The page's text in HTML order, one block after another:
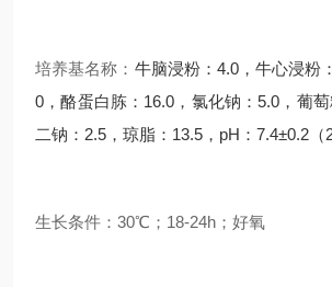
培养基名称： 牛脑浸粉：4.0，牛心浸粉
0，酪蛋白胨：16.0，氯化钠：5.0，葡
二钠：2.5，琼脂：13.5，pH：7.4±0.2（
生长条件：30℃；18-24h；好氧